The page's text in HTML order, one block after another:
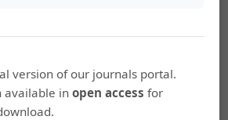
Revista Lasallista de
pdf/rlsi/v15n1/1794-4449-rlsi-
version of our journals portal.
available inopen access for